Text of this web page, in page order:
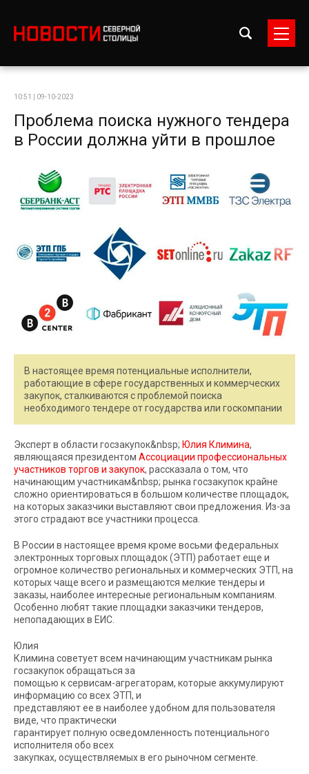
10:51 | 09-10-2023
Проблема поиска нужного тендера
в России должна уйти в прошлое
В настоящее время потенциальные исполнители,
работающие в сфере государственных и коммерческих
закупок, сталкиваются с проблемой поиска
необходимого тендере от государства или госкомпании
Эксперт в области госзакупок&nbsp; Юлия Климина,
являющаяся президентом Ассоциации профессиональных
участников торгов и закупок, рассказала о том, что
начинающим участникам&nbsp; рынка госзакупок крайне
сложно ориентироваться в большом количестве площадок,
на которых заказчики выставляют свои предложения. Из-за
этого страдают все участники процесса.
В России в настоящее время кроме восьми федеральных
электронных торговых площадок (ЭТП) работает еще и
огромное количество региональных и коммерческих ЭТП, на
которых чаще всего и размещаются мелкие тендеры и
заказы, наиболее интересные региональным компаниям.
Особенно любят такие площадки заказчики тендеров,
непопадающих в ЕИС.
Юлия
Климина советует всем начинающим участникам рынка
госзакупок обращаться за
помощью к сервисам-агрегаторам, которые аккумулируют
информацию со всех ЭТП, и
представляют ее в наиболее удобном для пользователя
виде, что практически
гарантирует полную осведомленность потенциального
исполнителя обо всех
закупках, осуществляемых в его рыночном сегменте.